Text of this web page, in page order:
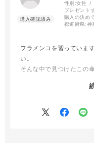
性別:女性
プレゼント
購入の決め
都道府県:神
フラメンコを習っていま
い。
そんな中で見つけたこの
品質は間違いのない安心